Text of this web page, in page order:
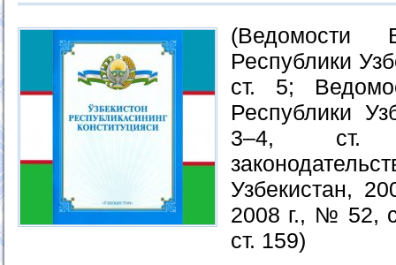
(Ведомости
Республики
ст. 5;
Республики
3–4, ст.
Узбекистан,
2008 г., № 52,
ст. 159)